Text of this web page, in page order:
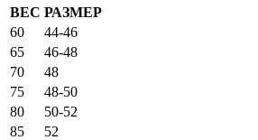
ВЕС РАЗМЕР
60
44-46
65
46-48
70
48
75
48-50
80
50-52
85
52